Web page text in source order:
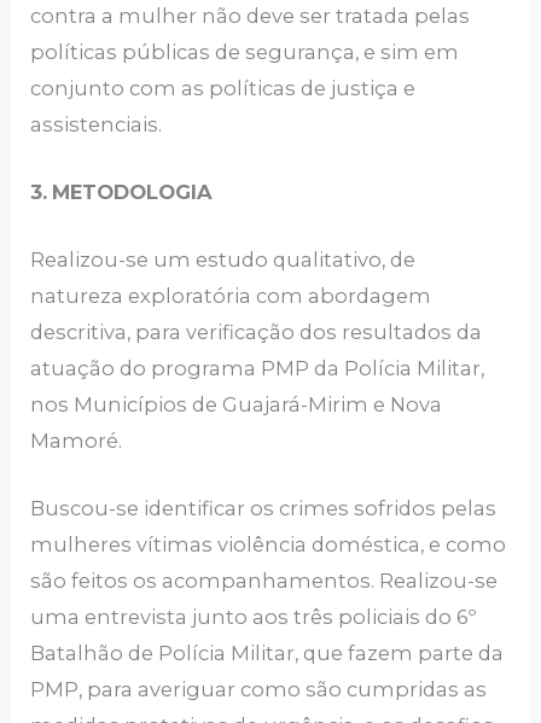
contra a mulher não deve ser tratada pelas
políticas públicas de segurança, e sim em
conjunto com as políticas de justiça e
assistenciais.
3. METODOLOGIA
Realizou-se um estudo qualitativo, de
natureza exploratória com abordagem
descritiva, para verificação dos resultados da
atuação do programa PMP da Polícia Militar,
nos Municípios de Guajará-Mirim e Nova
Mamoré.
Buscou-se identificar os crimes sofridos pelas
mulheres vítimas violência doméstica, e como
são feitos os acompanhamentos. Realizou-se
uma entrevista junto aos três policiais do 6º
Batalhão de Polícia Militar, que fazem parte da
PMP, para averiguar como são cumpridas as